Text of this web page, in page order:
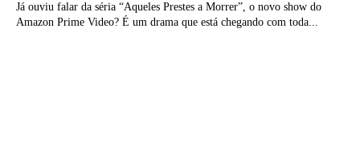
Já ouviu falar da séria “Aqueles Prestes a Morrer”, o novo show do
Amazon Prime Video? É um drama que está chegando com toda...